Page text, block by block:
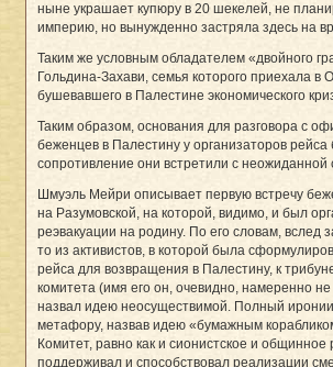
ныне украшает купюру в 20 шекелей, не
империю, но вынужденно застряла здесь на
Таким же условным обладателем «двойного
Гольдина-Захави, семья которого приехала в
бушевавшего в Палестине экономического
Таким образом, основания для разговора с
беженцев в Палестину у организаторов
сопротивление они встретили с неожиданной
Шмуэль Мейри описывает первую встречу
на Разумовской, на которой, видимо, и был
реэвакуации на родину. По его словам, вслед
то из активистов, в которой была
рейса для возвращения в Палестину, к
комитета (имя его он, очевидно, намеренно
назвал идею неосуществимой. Полный
метафору, назвав идею «бумажным
Комитет, равно как и сионистское и общинное
поддерживал и способствовал реализации